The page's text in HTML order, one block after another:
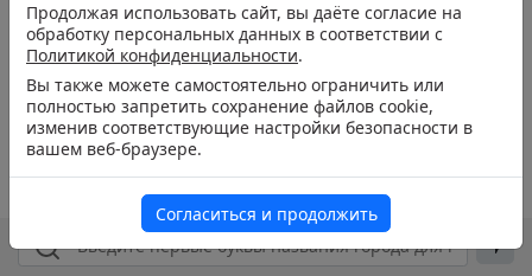
Продолжая использовать сайт, вы даёте согласие на
обработку персональных данных в соответствии с
Политикой конфиденциальности.
Вы также можете самостоятельно ограничить или
полностью запретить сохранение файлов cookie,
изменив соответствующие настройки безопасности в
вашем веб-браузере.
Согласиться и продолжить